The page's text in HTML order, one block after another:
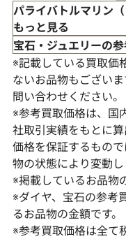
Pt･Pm900 ブラジル
ン・ダイヤモンド ネ
トップ 0.413・0.303ct
参考買取価格
パライバトルマリン
もっと見る
宝石・ジュエリーの
※記載している買取価
ないお品物もござい
問い合わせください。
※参考買取価格は、国
社取引実績をもとに
価格を保証するもの
物の状態により変動し
※掲載しているお品物
※ダイヤ、宝石の参考
るお品物の金額です。
※参考買取価格は全て